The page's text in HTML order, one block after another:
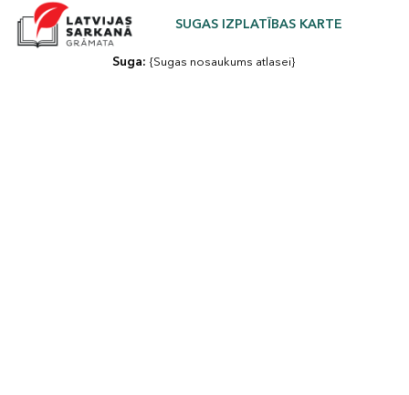
SUGAS IZPLATĪBAS KARTE
Suga: {Sugas nosaukums atlasei}